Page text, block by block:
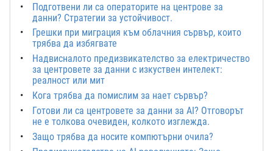
Подготвени ли са операторите на центрове за
данни? Стратегии за устойчивост.
Грешки при миграция към облачния сървър, които
трябва да избягвате
Надвисналото предизвикателство за електричество
за центровете за данни с изкуствен интелект:
реалност или мит
Кога трябва да помислим за нает сървър?
Готови ли са центровете за данни за AI? Отговорът
не е толкова очевиден, колкото изглежда.
Защо трябва да носите компютърни очила?